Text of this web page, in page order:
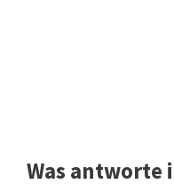
Was antworte